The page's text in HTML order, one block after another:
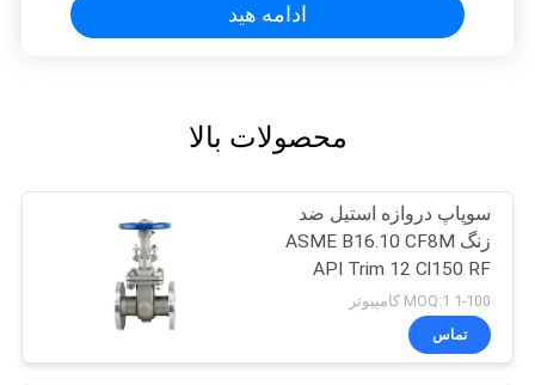
ادامه هید
محصولات بالا
سوپاپ دروازه استیل ضد
زنگ ASME B16.10 CF8M
API Trim 12 Cl150 RF
دریچه شیر فلنج
1-100 MOQ:1 کامپیوتر
تماس